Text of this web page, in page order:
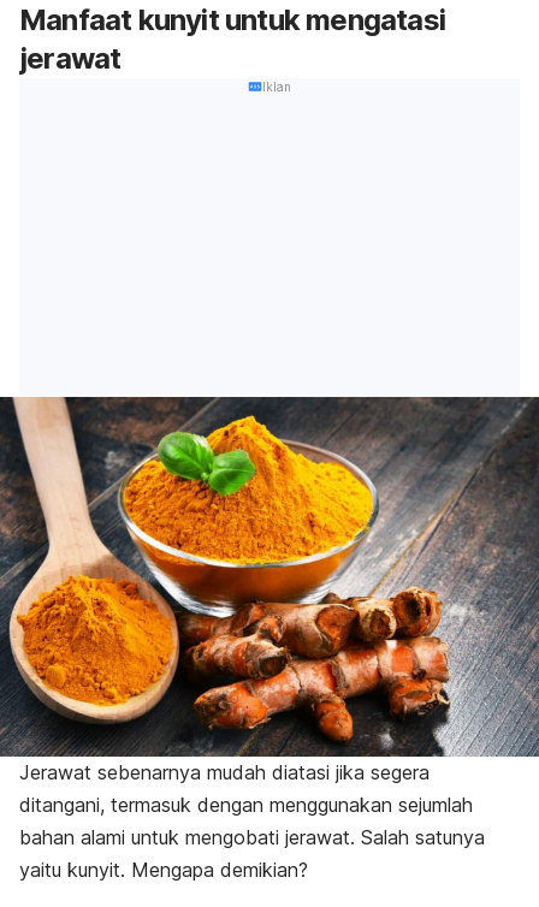
Manfaat kunyit untuk mengatasi
jerawat
Iklan
Jerawat sebenarnya mudah diatasi jika segera
ditangani, termasuk dengan menggunakan sejumlah
bahan alami untuk mengobati jerawat. Salah satunya
yaitu kunyit. Mengapa demikian?